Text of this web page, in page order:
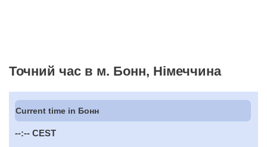
Точний час в м. Бонн, Німеччина
Current time in Бонн
--:-- CEST